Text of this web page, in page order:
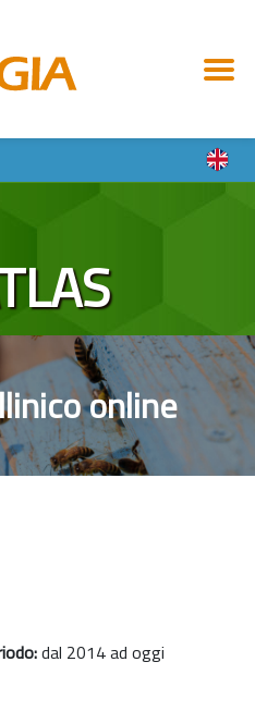
online
dal 2014 ad oggi